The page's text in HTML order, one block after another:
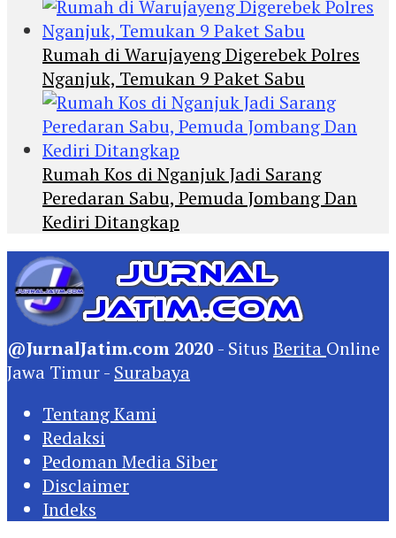
Rumah di Warujayeng Digerebek Polres
Nganjuk, Temukan 9 Paket Sabu
Rumah Kos di Nganjuk Jadi Sarang
Peredaran Sabu, Pemuda Jombang Dan
Kediri Ditangkap
@JurnalJatim.com 2020 - Situs Berita Online
Jawa Timur - Surabaya
Tentang Kami
Redaksi
Pedoman Media Siber
Disclaimer
Indeks